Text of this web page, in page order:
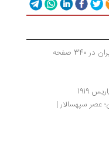
حاشیه‌ای بر اندیشه ترقی و حکومت قانون؛ عصر سپهسالار |